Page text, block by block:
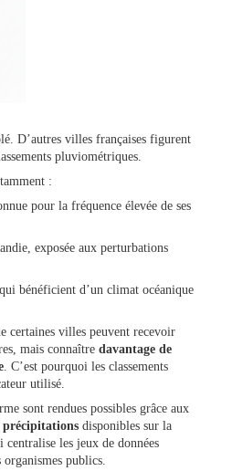
D’autres villes françaises figurent
pluviométriques.
:
pour la fréquence élevée de ses
exposée aux perturbations
qui bénéficient d’un climat océanique
certaines villes peuvent recevoir
mais connaître davantage de
. C’est pourquoi les classements
utilisé.
sont rendues possibles grâce aux
précipitations disponibles sur la
centralise les jeux de données
publics.